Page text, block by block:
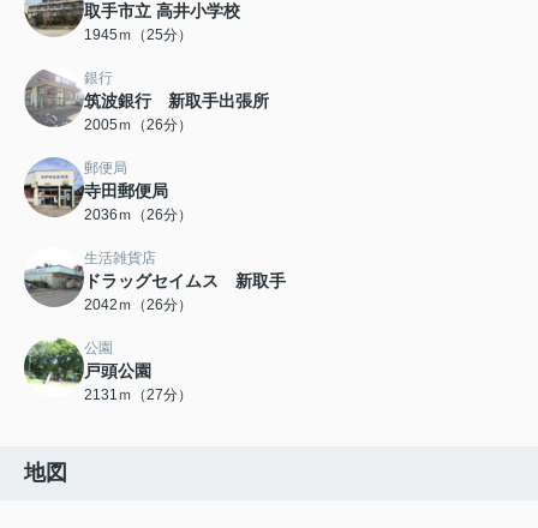
取手市立 高井小学校
1945ｍ（25分）
銀行
筑波銀行 新取手出張所
2005ｍ（26分）
郵便局
寺田郵便局
2036ｍ（26分）
生活雑貨店
ドラッグセイムス 新取手
2042ｍ（26分）
公園
戸頭公園
2131ｍ（27分）
地図